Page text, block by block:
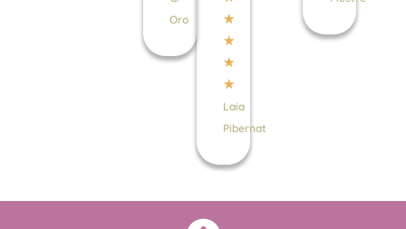
Oro
★
★
★
★
Laia
Pibernat